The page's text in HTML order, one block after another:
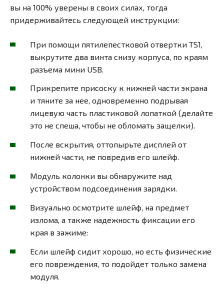
вы на 100% уверены в своих силах, тогда
придерживайтесь следующей инструкции:
При помощи пятилепестковой отвертки TS1,
выкрутите два винта снизу корпуса, по краям
разъема мини USB.
Прикрепите присоску к нижней части экрана
и тяните за нее, одновременно подрывая
лицевую часть пластиковой лопаткой (делайте
это не спеша, чтобы не обломать защелки).
После вскрытия, оттопырьте дисплей от
нижней части, не повредив его шлейф.
Модуль колонки вы обнаружите над
устройством подсоединения зарядки.
Визуально осмотрите шлейф, на предмет
излома, а также надежность фиксации его
края в зажиме:
Если шлейф сидит хорошо, но есть физические
его повреждения, то подойдет только замена
модуля.